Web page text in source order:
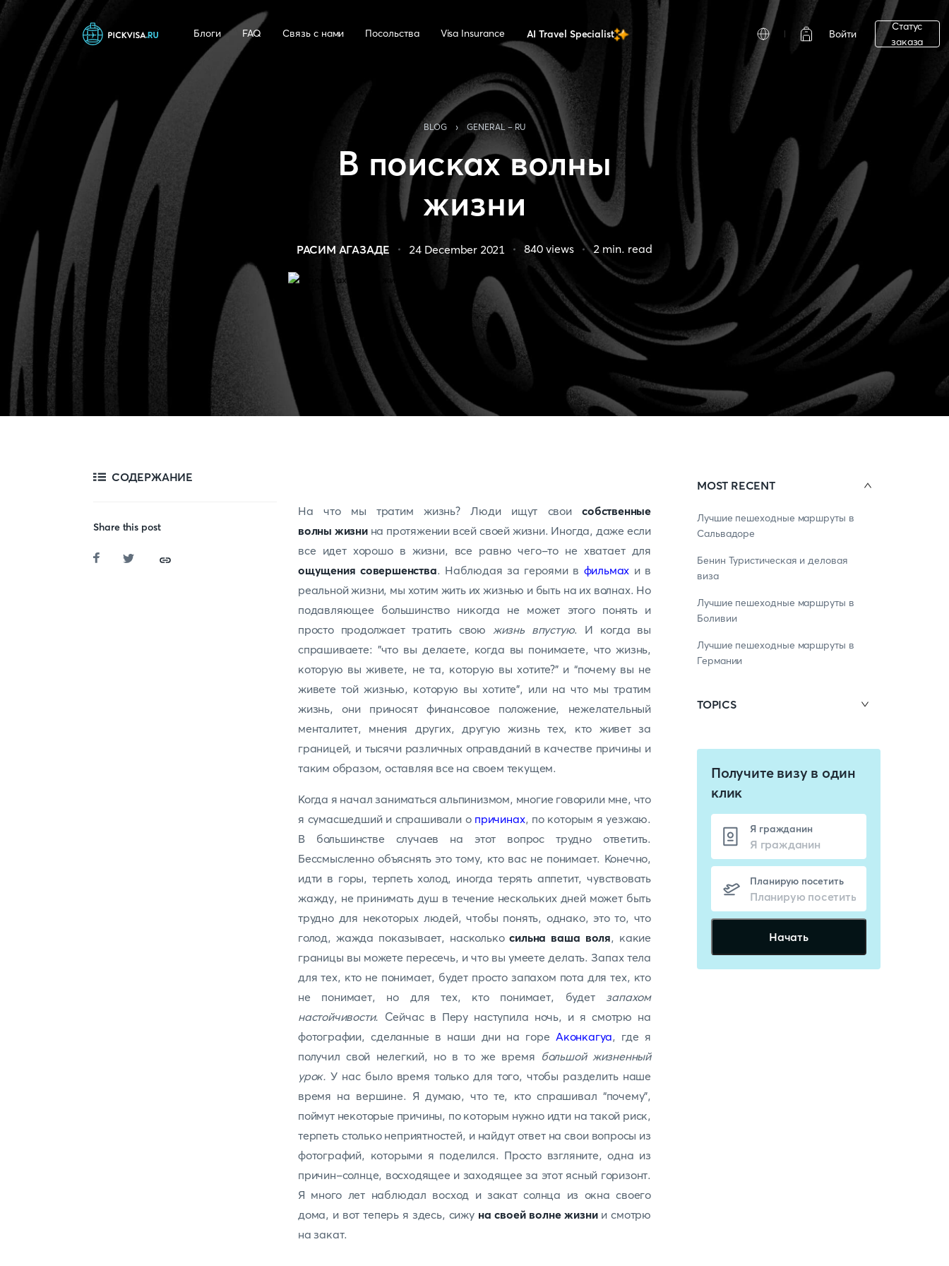
Блоги FAQ Связь с нами Посольства Visa Insurance AI Travel Specialist Войти
Статус
заказа
BLOG › GENERAL - RU
В поисках волны
жизни
РАСИМ АГАЗАДЕ 24 December 2021 840 views 2 min. read
СОДЕРЖАНИЕ
Share this post
На что мы тратим жизнь? Люди ищут своисобственные
волны жизнина протяжении всей своей жизни. Иногда, даже если
все идет хорошо в жизни, все равно чего-то не хватает для
ощущения совершенства. Наблюдая за героями в фильмах и в
реальной жизни, мы хотим жить их жизнью и быть на их волнах. Но
подавляющее большинство никогда не может этого понять и
просто продолжает тратить свою жизнь впустую. И когда вы
спрашиваете: "что вы делаете, когда вы понимаете, что жизнь,
которую вы живете, не та, которую вы хотите?" и “почему вы не
живете той жизнью, которую вы хотите”, или на что мы тратим
жизнь, они приносят финансовое положение, нежелательный
менталитет, мнения других, другую жизнь тех, кто живет за
границей, и тысячи различных оправданий в качестве причины и
таким образом, оставляя все на своем текущем.
Когда я начал заниматься альпинизмом, многие говорили мне, что
я сумасшедший и спрашивали о причинах, по которым я уезжаю.
В большинстве случаев на этот вопрос трудно ответить.
Бессмысленно объяснять это тому, кто вас не понимает. Конечно,
идти в горы, терпеть холод, иногда терять аппетит, чувствовать
жажду, не принимать душ в течение нескольких дней может быть
трудно для некоторых людей, чтобы понять, однако, это то, что
голод, жажда показывает, насколькосильна ваша воля, какие
границы вы можете пересечь, и что вы умеете делать. Запах тела
для тех, кто не понимает, будет просто запахом пота для тех, кто
не понимает, но для тех, кто понимает, будет запахом
настойчивости. Сейчас в Перу наступила ночь, и я смотрю на
фотографии, сделанные в наши дни на горе Аконкагуа, где я
получил свой нелегкий, но в то же время большой жизненный
урок. У нас было время только для того, чтобы разделить наше
время на вершине. Я думаю, что те, кто спрашивал “почему”,
поймут некоторые причины, по которым нужно идти на такой риск,
терпеть столько неприятностей, и найдут ответ на свои вопросы из
фотографий, которыми я поделился. Просто взгляните, одна из
причин-солнце, восходящее и заходящее за этот ясный горизонт.
Я много лет наблюдал восход и закат солнца из окна своего
дома, и вот теперь я здесь, сижу на своей волне жизни и смотрю
на закат.
MOST RECENT
Лучшие пешеходные маршруты в
Сальвадоре
Бенин Туристическая и деловая
виза
Лучшие пешеходные маршруты в
Боливии
Лучшие пешеходные маршруты в
Германии
TOPICS
Получите визу в один
клик
Я гражданин
Планирую посетить
Начать